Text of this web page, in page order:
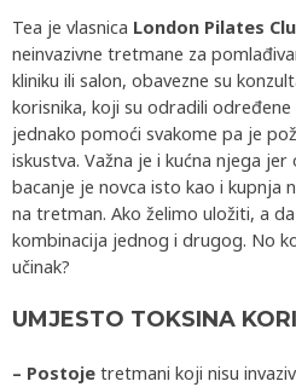
Tea je vlasnica London Pilates
neinvazivne tretmane za
kliniku ili salon, obavezne su
korisnika, koji su odradili
jednako pomoći svakome pa je
iskustva. Važna je i kućna njega
bacanje je novca isto kao i kupnja
na tretman. Ako želimo uložiti, a da
kombinacija jednog i drugog. No
učinak?
UMJESTO TOKSINA
– Postoje tretmani koji nisu